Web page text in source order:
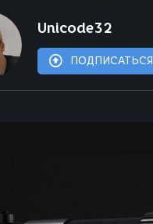
Unicode32
ПОДПИСАТЬСЯ